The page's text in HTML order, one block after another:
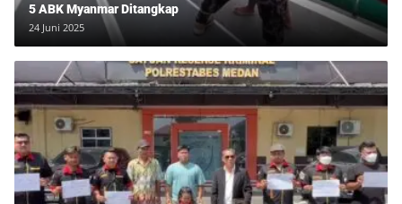
5 ABK Myanmar Ditangkap
24 Juni 2025